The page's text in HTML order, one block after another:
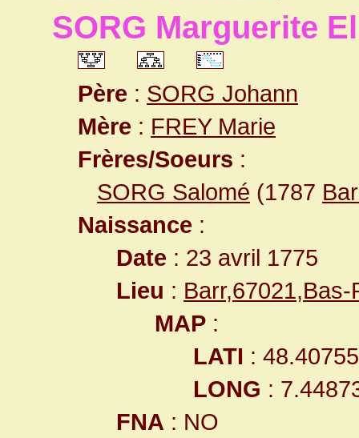
SORG Marguerite
Père : SORG Johann
Mère : FREY Marie
Frères/Soeurs :
SORG Salomé (1787
Naissance :
Date : 23 avril 1775
Lieu :
MAP :
LATI :
LONG :
FNA : NO